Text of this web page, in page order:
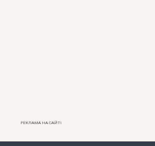
РЕКЛАМА НА САЙТІ